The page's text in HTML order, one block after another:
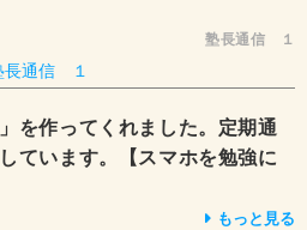
塾長通信 １
長通信 １
を作ってくれました。定期通
ています。【スマホを勉強に
もっと見る